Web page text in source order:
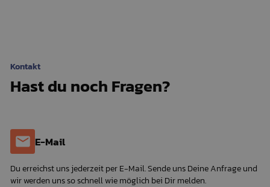
Kontakt
Hast du noch Fragen?
E-Mail
Du erreichst uns jederzeit per E-Mail. Sende uns Deine Anfrage und
wir werden uns so schnell wie möglich bei Dir melden.